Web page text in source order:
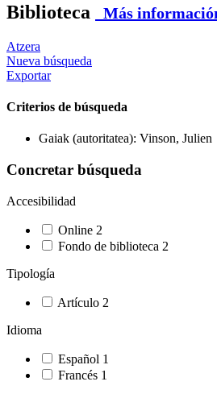
Biblioteca Más
Atzera
Nueva búsqueda
Exportar
Criterios de búsqueda
Gaiak (autoritatea): Vinson, Julien
Concretar búsqueda
Accesibilidad
Online 2
Fondo de biblioteca 2
Tipología
Artículo 2
Idioma
Español 1
Francés 1